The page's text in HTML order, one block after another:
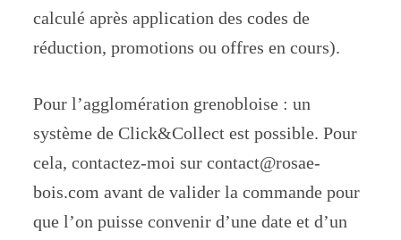
calculé après application des codes de
réduction, promotions ou offres en cours).
Pour l’agglomération grenobloise : un
système de Click&Collect est possible. Pour
cela, contactez-moi sur contact@rosae-
bois.com avant de valider la commande pour
que l’on puisse convenir d’une date et d’un